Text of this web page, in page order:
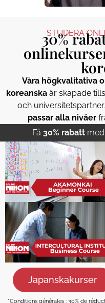
STUDERA
30%
Våra högkvalitativa
koreanskaär skapade
och
passar alla nivåer
Få 30% rabatt
Japanskakurser
*Conditions générales : 30% de